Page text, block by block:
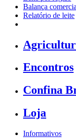
Balança
Relatório de leite
Encontros
Confina
Loja
Informativos